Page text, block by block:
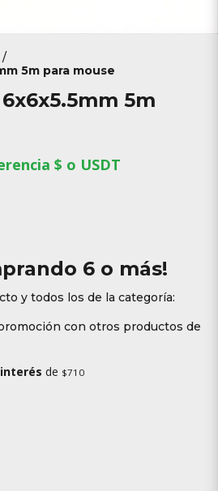
/
5m para mouse
5m
$ o USDT
6 o más!
y todos los de la categoría:
con otros productos de
de $710